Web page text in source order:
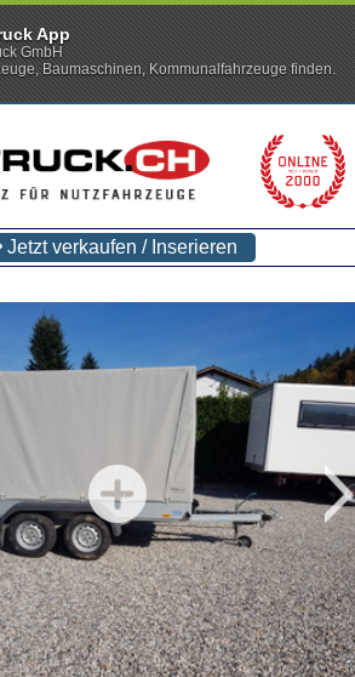
Jetzt verkaufen / Inserieren
App
GmbH
Baumaschinen, Kommunalfahrzeuge finden.